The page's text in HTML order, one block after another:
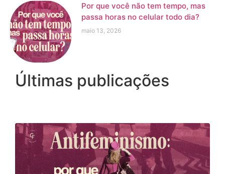
Por que você não tem tempo, mas
passa horas no celular todo dia?
maio 13, 2026
Últimas publicações